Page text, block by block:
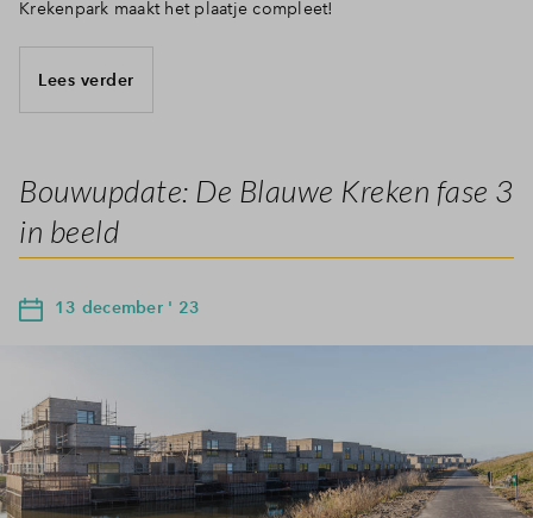
Krekenpark maakt het plaatje compleet!
Lees verder
Bouwupdate: De Blauwe Kreken fase 3
in beeld
13 december ' 23